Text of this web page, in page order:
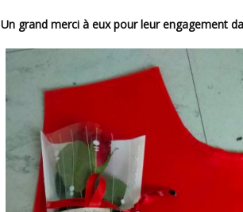
Un grand merci à eux pour leur engagement